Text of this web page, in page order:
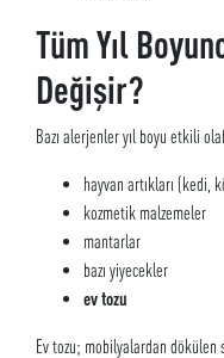
Tüm Yıl
Değişir?
Bazı alerjenler yıl boyu etkili
hayvan artıkları (kedi,
kozmetik malzemeler
mantarlar
bazı yiyecekler
ev tozu
Ev tozu; mobilyalardan dökülen